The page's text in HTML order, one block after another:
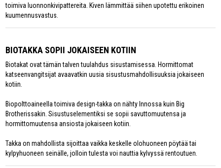
toimiva luonnonkivipattereita. Kiven lämmittää siihen upotettu erikoinen
kuumennusvastus.
BIOTAKKA SOPII JOKAISEEN KOTIIN
Biotakat ovat tämän talven tuulahdus sisustamisessa. Hormittomat
katseenvangitsijat avaavatkin uusia sisustusmahdollisuuksia jokaiseen
kotiin.
Biopolttoaineella toimiva design-takka on nähty Innossa kuin Big
Brotherissakin. Sisustuselementiksi se sopii savuttomuutensa ja
hormittomuutensa ansiosta jokaiseen kotiin.
Takka on mahdollista sijoittaa vaikka keskelle olohuoneen pöytää tai
kylpyhuoneen seinälle, jolloin tulesta voi nauttia kylvyssä rentoutuen.